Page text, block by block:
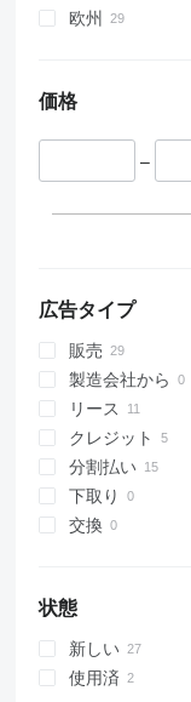
欧州
価格
–
広告タイプ
販売
製造会社から
リース
クレジット
分割払い
下取り
交換
状態
新しい
使用済